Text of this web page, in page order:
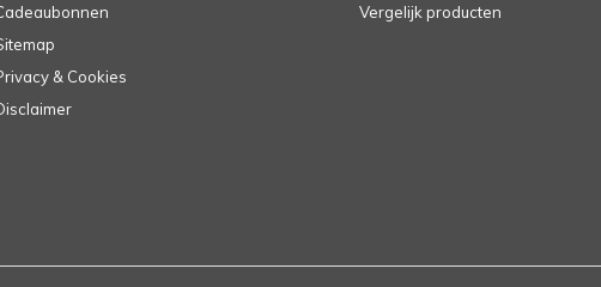
& Cookies
Vergelijk producten